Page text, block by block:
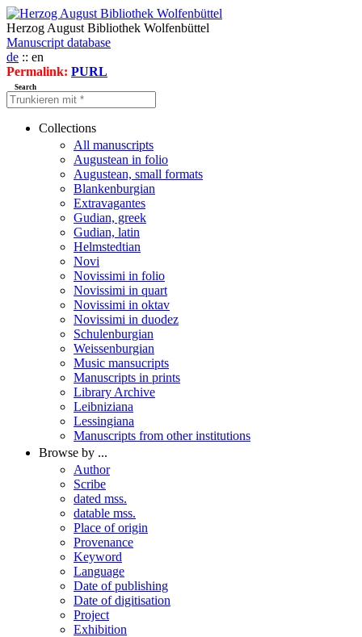
Herzog August Bibliothek Wolfenbüttel
Manuscript database
de :: en
Permalink: PURL
Search
Collections
All manuscripts
Augustean in folio
Augustean, small formats
Blankenburgian
Extravagantes
Gudian, greek
Gudian, latin
Helmstedtian
Novi
Novissimi in folio
Novissimi in quart
Novissimi in oktav
Novissimi in duodez
Schulenburgian
Weissenburgian
Music mansucripts
Manuscripts in prints
Library Archive
Leibniziana
Lessingiana
Manuscripts from other institutions
Browse by ...
Author
Scribe
dated mss.
datable mss.
Place of origin
Provenance
Keyword
Language
Date of publishing
Date of digitisation
Project
Exhibition